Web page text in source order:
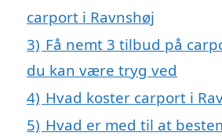
carport i Ravnshøj
3) Få nemt 3 tilbud på
du kan være tryg ved
4) Hvad koster carport i
5) Hvad er med til at